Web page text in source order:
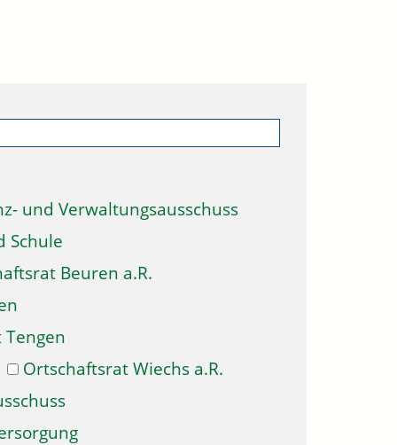
und Verwaltungsausschuss
Schule
Beuren a.R.
Ortschaftsrat Wiechs a.R.